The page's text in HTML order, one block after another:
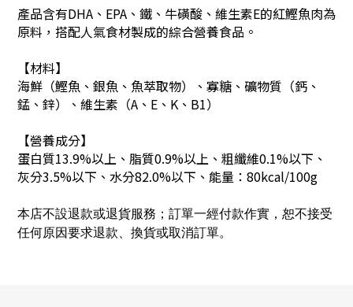
產品含有DHA、EPA、鐵、牛磺酸、維生素E的紅鰹魚肉為
原料，搭配人氣食材製成的綜合營養食品。
【材料】
海鮮（鰹魚、銀魚、魚萃取物）、寡糖、礦物質（鈣、
錳、鋅）、維生素（A、E、K、B1）
【營養成分】
蛋白質13.9%以上、脂質0.9%以上、粗纖維0.1%以下、
灰分3.5%以下、水分82.0%以下、能量：80kcal/100g
本店不設退款或退貨服務；訂單一經付款作實，恕不接受
任何原因要求退款、換貨或取消訂單。